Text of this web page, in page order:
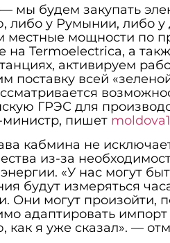
мы будем закупать
либо у Румынии, либо у
местные мощности по
на Termoelectrica, а
активируем
поставку всей
ГРЭС для
пишет
кабмина не
из-за
«У нас могут
будут измеряться
Они могут произойти,
адаптировать
как я уже сказал». —